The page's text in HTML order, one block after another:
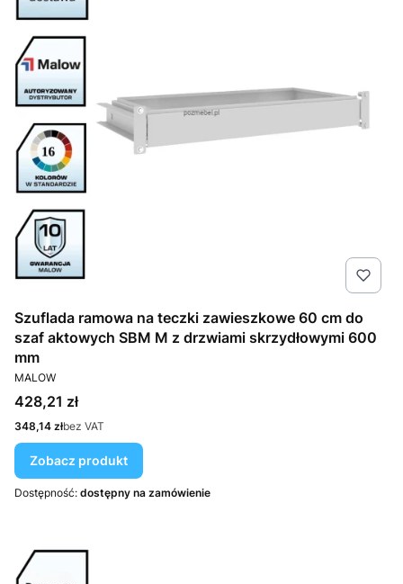
Szuflada ramowa na teczki zawieszkowe 60 cm do
szaf aktowych SBM M z drzwiami skrzydłowymi 600
mm
PRODUCENT
MALOW
Cena
428,21 zł
Cena
348,14 złbez VAT
Zobacz produkt
Dostępność: dostępny na zamówienie